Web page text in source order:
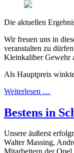
Die aktuellen
Wir freuen uns in
veranstalten zu
Kleinkaliber Gewehr
Als Hauptpreis
Weiterlesen …
Bestens in
Unsere äußerst
Walter Massing,